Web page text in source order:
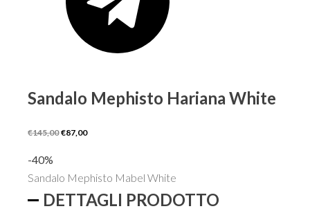
Sandalo Mephisto Hariana White
€145,00 Il
era:
€145,00.
€87,00Il
è:
€87,00.
-40%
Sandalo Mephisto Mabel White
ESTERNO
DETTAGLI PRODOTTO